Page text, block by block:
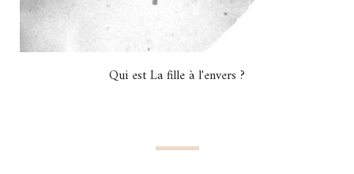
Qui est La fille à l'envers ?